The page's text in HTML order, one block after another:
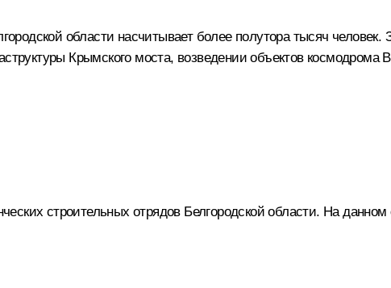
области насчитывает более полутора тысяч
Крымского моста, возведении объектов
строительных отрядов Белгородской области. На